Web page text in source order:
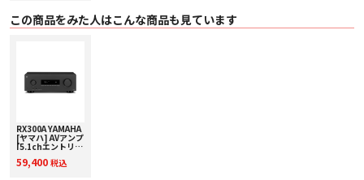
・バージョン Ver.4.2
・対応プロファイル A2DP/AVRCP
※IEEE802.11ac は 20MHz チャンネル帯域幅のみ
・対応音声フォーマット(USB、サーバー)
DSD 11.2MHz、 Apple Lossless96kHz/24bit、 WAV/AIFF 192kHz/32bit(32bit-
・ギャップレス 再生 ○(WAV/FLAC/Apple Lossless/AIFF/DSD で対応)
・AirPlay 2 ○
・機器連携 ○(MusicCastⓇ機能)
・ストリーミングサービス ○(インターネットラジオ、 Spotify Connect、
Amazon Music、 Deezer HiFi 対応)
この商品をみた人はこんな商品も見ています
RX300A YAMAHA
[ヤマハ] AVアンプ
[5.1chエントリー
定額20%アップ実
59,400 税込